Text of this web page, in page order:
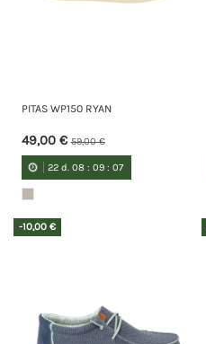
PITAS WP150 RYAN
49,00 €59,00 €
22 d. 08 :09 :07
-10,00 €